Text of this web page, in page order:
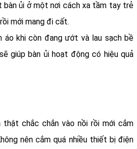
ủi ở một nơi cách xa tầm tay trẻ
mới mang đi cất.
áo khi còn đang ướt và lau sạch bề
giúp bàn ủi hoạt động có hiệu quả
thật chắc chắn vào nồi rồi mới cắm
nên cắm quá nhiều thiết bị điện